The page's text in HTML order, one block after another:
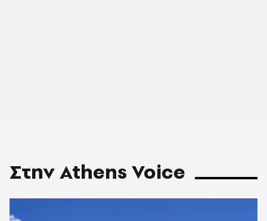
Στην Athens Voice